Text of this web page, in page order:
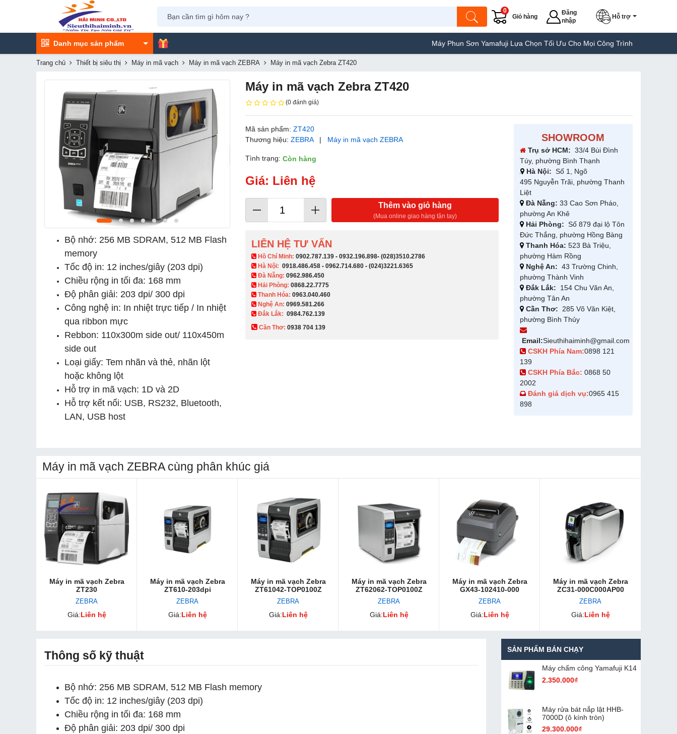
Giỏ hàng
0
Đăng
nhập
Hỗ trợ
Danh mục sản phẩm Máy Phun Sơn Yamafuji Lựa Chọn Tối Ưu Cho Mọi Công Trình Máy Hàn Túi
Trang chủ Thiết bị siêu thị Máy in mã vạch Máy in mã vạch ZEBRA Máy in mã vạch Zebra ZT420
Bộ nhớ: 256 MB SDRAM, 512 MB Flash
memory
Tốc độ in: 12 inches/giây (203 dpi)
Chiều rộng in tối đa: 168 mm
Độ phân giải: 203 dpi/ 300 dpi
Công nghệ in: In nhiệt trực tiếp / In nhiệt
qua ribbon mực
Rebbon: 110x300m side out/ 110x450m
side out
Loại giấy: Tem nhãn và thẻ, nhãn lột
hoặc không lột
Hỗ trợ in mã vạch: 1D và 2D
Hỗ trợ kết nối: USB, RS232, Bluetooth,
LAN, USB host
Máy in mã vạch Zebra ZT420
(0 đánh giá)
Mã sản phẩm:ZT420
Thương hiệu:ZEBRA| Máy in mã vạch ZEBRA
Tình trạng:Còn hàng
Giá: Liên hệ
Thêm vào giỏ hàng
(Mua online giao hàng tận tay)
LIÊN HỆ TƯ VẤN
​ Hồ Chí Minh:0902.787.139 -0932.196.898-(028)3510.2786
Hà Nội:0918.486.458 -0962.714.680 -(024)3221.6365
Đà Nẵng:0962.986.450
Hải Phòng:0868.22.7775
Thanh Hóa:0963.040.460
Nghệ An:0969.581.266
Đắk Lắk: 0984.762.139
Cần Thơ:0938 704 139​
SHOWROOM
Trụ sở HCM: 33/4 Bùi Đình
Túy, phường Bình Thạnh
Hà Nội: Số 1, Ngõ
495 Nguyễn Trãi, phường Thanh
Liệt
Đà Nẵng: 33 Cao Sơn Pháo,
phường An Khê
Hải Phòng: Số 879 đại lộ Tôn
Đức Thắng, phường Hồng Bàng
Thanh Hóa: 523 Bà Triệu,
phường Hàm Rồng
Nghệ An: 43 Trường Chinh,
phường Thành Vinh
Đắk Lắk: 154 Chu Văn An,
phường Tân An
Cần Thơ: 285 Võ Văn Kiệt,
phường Bình Thủy
Email:Sieuthihaiminh@gmail.com
CSKH Phía Nam:0898 121
139
CSKH Phía Bắc: 0868 50
2002
Đánh giá dịch vụ:0965 415
898
Máy in mã vạch ZEBRA cùng phân khúc giá
Máy in mã vạch Zebra
ZT230
ZEBRA
Giá:Liên hệ
Máy in mã vạch Zebra
ZT610-203dpi
ZEBRA
Giá:Liên hệ
Máy in mã vạch Zebra
ZT61042-TOP0100Z
ZEBRA
Giá:Liên hệ
Máy in mã vạch Zebra
ZT62062-TOP0100Z
ZEBRA
Giá:Liên hệ
Máy in mã vạch Zebra
GX43-102410-000
ZEBRA
Giá:Liên hệ
Máy in mã vạch Zebra
ZC31-000C000AP00
ZEBRA
Giá:Liên hệ
Thông số kỹ thuật
Bộ nhớ: 256 MB SDRAM, 512 MB Flash memory
Tốc độ in: 12 inches/giây (203 dpi)
Chiều rộng in tối đa: 168 mm
Độ phân giải: 203 dpi/ 300 dpi
SẢN PHẨM BÁN CHẠY
Máy chấm cô​ng Yamafuji K14
2.350.000₫
Máy rửa bát nắp lật HHB-
7000D (ô kính tròn)
29.300.000₫